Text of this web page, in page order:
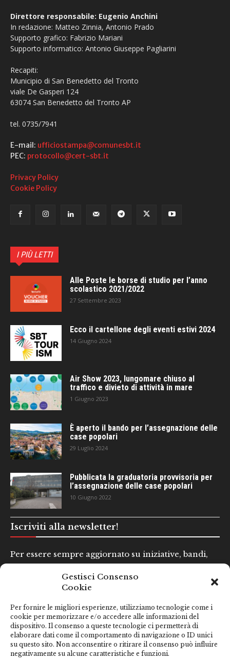
Gestisci Consenso
Cookie
Per fornire le migliori esperienze, utilizziamo tecnologie come i
cookie per memorizzare e/o accedere alle informazioni del
dispositivo. Il consenso a queste tecnologie ci permetterà di
elaborare dati come il comportamento di navigazione o ID unici
su questo sito. Non acconsentire o ritirare il consenso può influire
negativamente su alcune caratteristiche e funzioni.
Direttore responsabile: Eugenio Anchini
In redazione: Matteo Zinnia, Antonio Prado
Supporto grafico: Fabrizio Mariani
Supporto informatico: Antonio Giuseppe Pagliarini
Recapiti:
Municipio di San Benedetto del Tronto
viale De Gasperi 124
63074 San Benedetto del Tronto AP
tel. 0735/7941
E-mail: ufficiostampa@comunesbt.it
PEC: protocollo@cert-sbt.it
Privacy Policy
Cookie Policy
I PIÙ LETTI
Alle Poste le borse di studio per l’anno
scolastico 2021/2022
27 Settembre 2023
Ecco il cartellone degli eventi estivi 2024
14 Giugno 2024
Air Show 2023, lungomare chiuso al
traffico e divieto di attività in mare
1 Giugno 2023
È aperto il bando per l’assegnazione delle
case popolari
29 Luglio 2024
Pubblicata la graduatoria provvisoria per
l’assegnazione delle case popolari
10 Giugno 2022
Iscriviti alla newsletter!
Per essere sempre aggiornato su iniziative, bandi,
Email*